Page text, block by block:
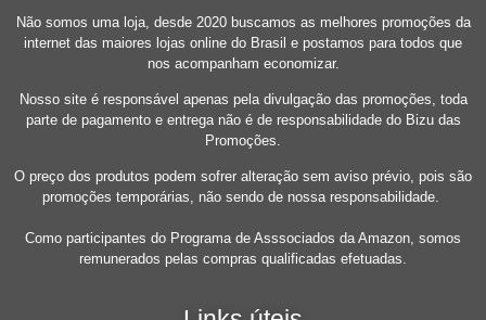
Não somos uma loja, desde 2020 buscamos as melhores promoções da
internet das maiores lojas online do Brasil e postamos para todos que
nos acompanham economizar.
Nosso site é responsável apenas pela divulgação das promoções, toda
parte de pagamento e entrega não é de responsabilidade do Bizu das
Promoções.
O preço dos produtos podem sofrer alteração sem aviso prévio, pois são
promoções temporárias, não sendo de nossa responsabilidade.
Como participantes do Programa de Asssociados da Amazon, somos
remunerados pelas compras qualificadas efetuadas.